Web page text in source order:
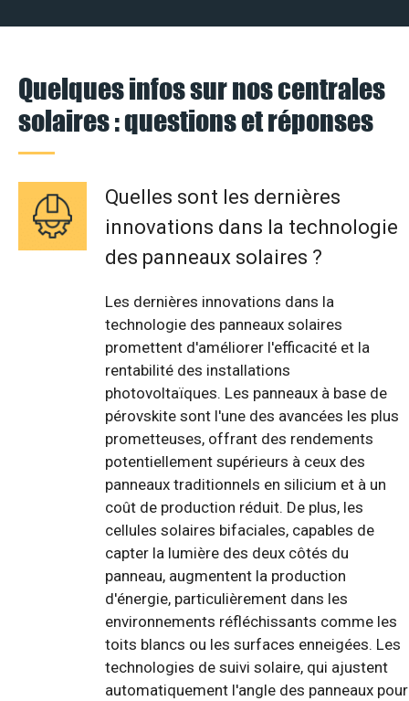
Quelques infos sur nos centrales
solaires : questions et réponses
Quelles sont les dernières
innovations dans la technologie
des panneaux solaires ?
Les dernières innovations dans la
technologie des panneaux solaires
promettent d'améliorer l'efficacité et la
rentabilité des installations
photovoltaïques. Les panneaux à base de
pérovskite sont l'une des avancées les plus
prometteuses, offrant des rendements
potentiellement supérieurs à ceux des
panneaux traditionnels en silicium et à un
coût de production réduit. De plus, les
cellules solaires bifaciales, capables de
capter la lumière des deux côtés du
panneau, augmentent la production
d'énergie, particulièrement dans les
environnements réfléchissants comme les
toits blancs ou les surfaces enneigées. Les
technologies de suivi solaire, qui ajustent
automatiquement l'angle des panneaux pour